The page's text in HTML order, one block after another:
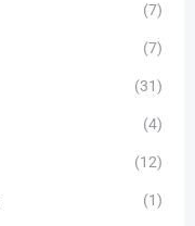
(7)
(7)
(31)
(4)
(12)
(1)